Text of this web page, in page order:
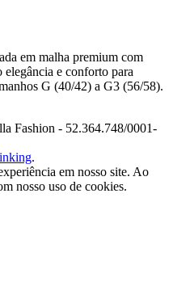
em malha premium com
elegância e conforto para
G (40/42) a G3 (56/58).
Fashion - 52.364.748/0001-
.
em nosso site. Ao
nosso uso de cookies.